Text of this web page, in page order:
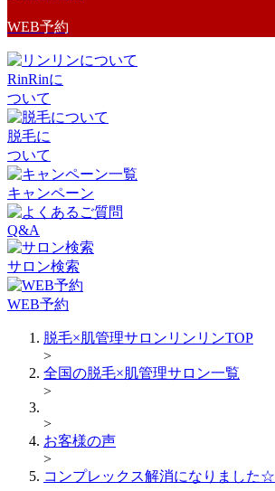
WEB予約
RinRinに
ついて
脱毛に
ついて
キャンペーン
Q&A
サロン検索
WEB予約
脱毛×肌管理サロンリンリンTOP
>
全国の脱毛×肌管理サロン一覧
>
>
お客様の声
>
コンプレックス解消になりました☆